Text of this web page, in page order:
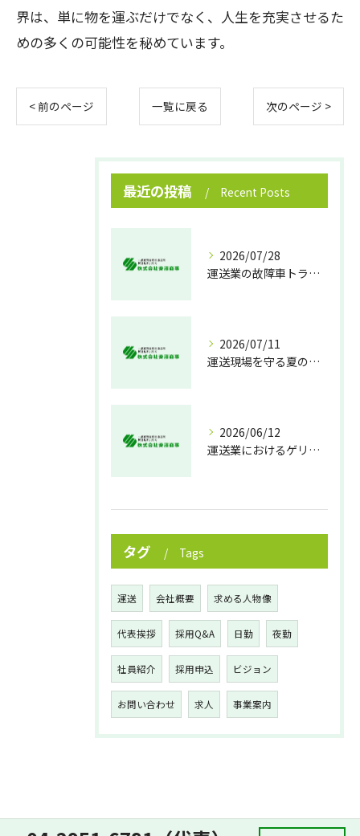
界は、単に物を運ぶだけでなく、人生を充実させるた
めの多くの可能性を秘めています。
< 前のページ 一覧に戻る 次のページ >
最近の投稿 Recent Posts
2026/07/28
運送業の故障車トラブル即時対処法
2026/07/11
運送現場を守る夏の熱中症対策
2026/06/12
運送業におけるゲリラ豪雨対策の実践法
タグ Tags
運送 会社概要 求める人物像
代表挨拶 採用Q&A 日勤 夜勤
社員紹介 採用申込 ビジョン
お問い合わせ 求人 事業案内